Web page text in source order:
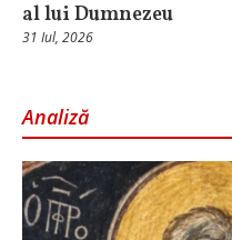
al lui Dumnezeu
31 Iul, 2026
Analiză